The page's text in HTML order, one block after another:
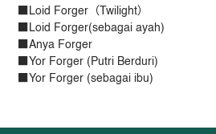
■Loid Forger（Twilight）
■Loid Forger(sebagai ayah)
■Anya Forger
■Yor Forger (Putri Berduri)
■Yor Forger (sebagai ibu)